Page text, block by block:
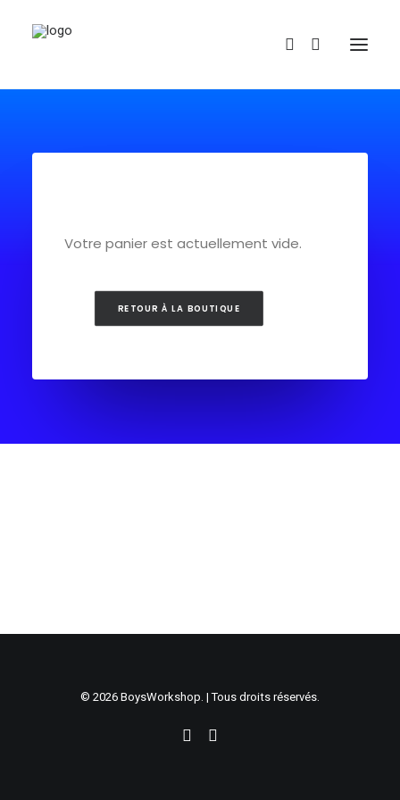
REDBUBBLE
TEESPRING
Votre panier est actuellement vide.
RETOUR À LA BOUTIQUE
© 2026 BoysWorkshop. | Tous droits réservés.